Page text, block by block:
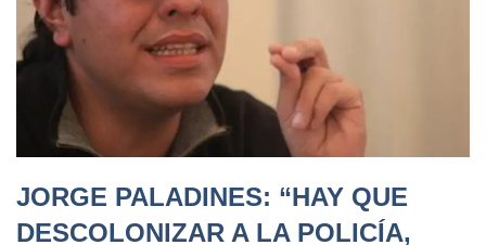
JORGE PALADINES: “HAY QUE
DESCOLONIZAR A LA POLICÍA,